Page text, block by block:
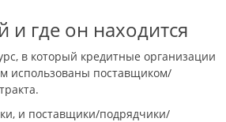
и где он находится
в который кредитные организации
использованы поставщиком/
и поставщики/подрядчики/